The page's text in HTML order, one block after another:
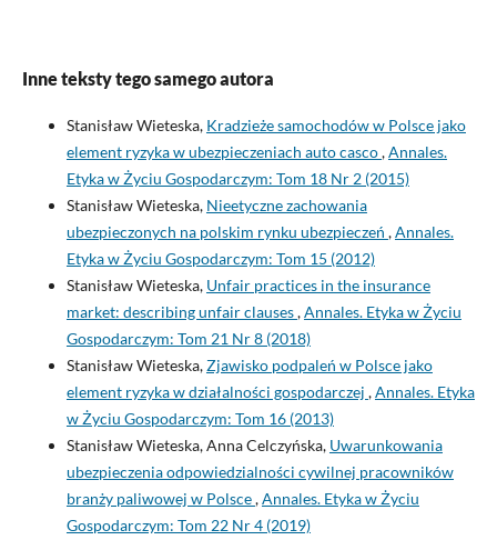
Inne teksty tego samego autora
Stanisław Wieteska, Kradzieże samochodów w Polsce jako
element ryzyka w ubezpieczeniach auto casco,Annales.
Etyka w Życiu Gospodarczym: Tom 18 Nr 2 (2015)
Stanisław Wieteska, Nieetyczne zachowania
ubezpieczonych na polskim rynku ubezpieczeń ,Annales.
Etyka w Życiu Gospodarczym: Tom 15 (2012)
Stanisław Wieteska, Unfair practices in the insurance
market: describing unfair clauses,Annales. Etyka w Życiu
Gospodarczym: Tom 21 Nr 8 (2018)
Stanisław Wieteska,Zjawisko podpaleń w Polsce jako
element ryzyka w działalności gospodarczej ,Annales. Etyka
w Życiu Gospodarczym: Tom 16 (2013)
Stanisław Wieteska, Anna Celczyńska, Uwarunkowania
ubezpieczenia odpowiedzialności cywilnej pracowników
branży paliwowej w Polsce,Annales. Etyka w Życiu
Gospodarczym: Tom 22 Nr 4 (2019)